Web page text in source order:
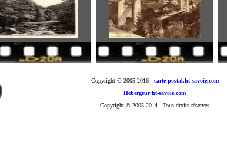
Copyright © 2005-2016- carte-postal.ht-savoie.com
Hebergeur ht-savoie.com
Copyright © 2005-2014 - Tous droits réservés